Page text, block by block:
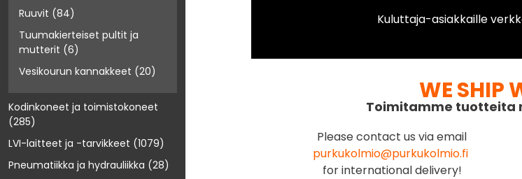
Ruuvit (84)
Tuumakierteiset pultit ja
mutterit (6)
Vesikourun kannakkeet (20)
Kodinkoneet ja toimistokoneet
(285)
LVI-laitteet ja -tarvikkeet (1079)
Pneumatiikka ja hydrauliikka (28)
Kuluttaja-asiakkaille
WE SHIP
Toimitamme tuotteita
Please contact us via email
purkukolmio@purkukolmio.fi
for international delivery!